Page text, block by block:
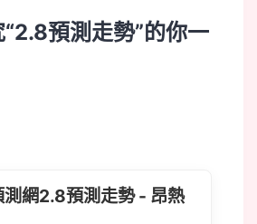
預測走勢”的你一
網2.8預測走勢 - 昂熱